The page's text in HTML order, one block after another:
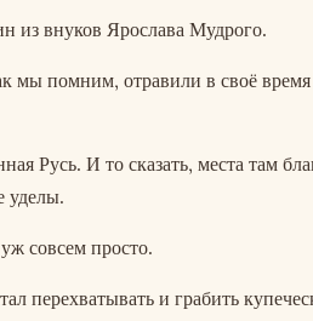
из внуков Ярослава Мудрого.
мы помним, отравили в своё
Русь. И то сказать, места там
уделы.
совсем просто.
перехватывать и грабить